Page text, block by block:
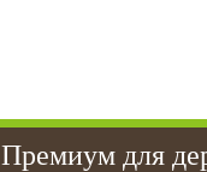
Премиум для